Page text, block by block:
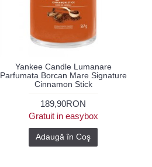
Yankee Candle Lumanare
Parfumata Borcan Mare Signature
Cinnamon Stick
189,90RON
Gratuit in easybox
Adaugă în Coş